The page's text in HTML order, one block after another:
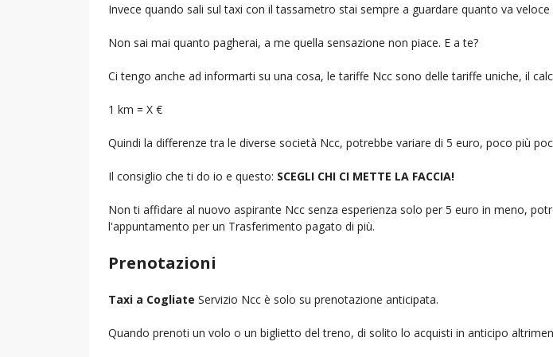
Invece quando sali sul taxi con il tassametro stai sempre a guardare quanto va veloce
Non sai mai quanto pagherai, a me quella sensazione non piace. E a te?
Ci tengo anche ad informarti su una cosa, le tariffe Ncc sono delle tariffe uniche, il
1 km = X €
Quindi la differenze tra le diverse società Ncc, potrebbe variare di 5 euro, poco più
Il consiglio che ti do io e questo: SCEGLI CHI CI METTE LA FACCIA!
Non ti affidare al nuovo aspirante Ncc senza esperienza solo per 5 euro in meno,
l'appuntamento per un Trasferimento pagato di più.
Prenotazioni
Taxi a Cogliate Servizio Ncc è solo su prenotazione anticipata.
Quando prenoti un volo o un biglietto del treno, di solito lo acquisti in anticipo